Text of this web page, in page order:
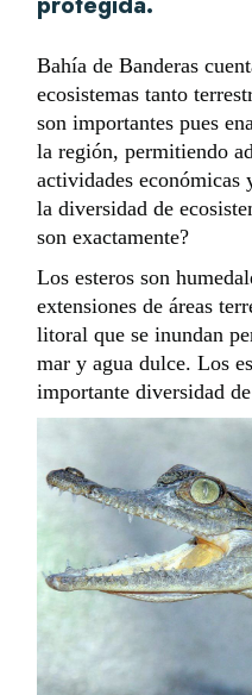
Bahía de Banderas
ecosistemas tanto
son importantes pues
la región, permitiendo
actividades económicas
la diversidad de
son exactamente?
Los esteros son
extensiones de áreas
litoral que se inundan
mar y agua dulce. Los
importante diversidad